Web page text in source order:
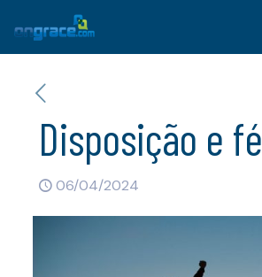
Disposição e fé
06/04/2024